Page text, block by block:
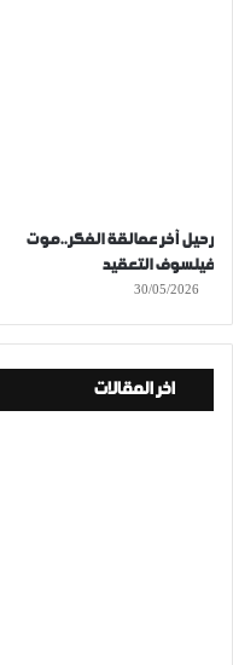
رحيل آخر عمالقة الفكر..موت
فيلسوف التعقيد
30/05/2026
اخر المقالات